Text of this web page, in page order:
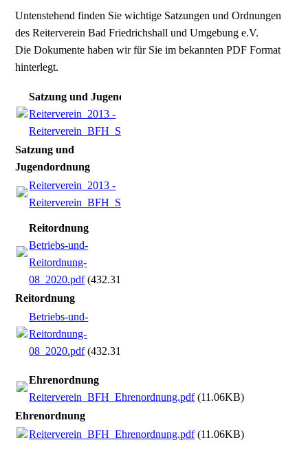
Untenstehend finden Sie wichtige Satzungen und Ordnungen
des Reiterverein Bad Friedrichshall und Umgebung e.V.
Die Dokumente haben wir für Sie im bekannten PDF Format
hinterlegt.
Satzung und Jugendordnung
Reiterverein_2013 -
Reiterverein_BFH_Satzung_Jugendordnung.pdf
Satzung und
Jugendordnung
Reiterverein_2013 -
Reiterverein_BFH_Satzung_Jugendordnung.pdf
Reitordnung
Betriebs-und-
Reitordnung-
08_2020.pdf(432.31KB)
Reitordnung
Betriebs-und-
Reitordnung-
08_2020.pdf(432.31KB)
Ehrenordnung
Reiterverein_BFH_Ehrenordnung.pdf(11.06KB)
Ehrenordnung
Reiterverein_BFH_Ehrenordnung.pdf(11.06KB)